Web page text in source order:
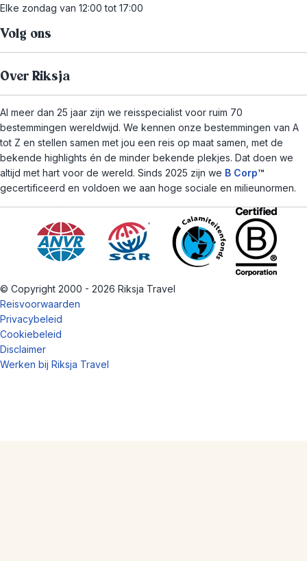
Elke zondag van 12:00 tot 17:00
Volg ons
Over Riksja
Al meer dan 25 jaar zijn we reisspecialist voor ruim 70
bestemmingen wereldwijd. We kennen onze bestemmingen van A
tot Z en stellen samen met jou een reis op maat samen, met de
bekende highlights én de minder bekende plekjes. Dat doen we
altijd met hart voor de wereld. Sinds 2025 zijn we B Corp™
gecertificeerd en voldoen we aan hoge sociale en milieunormen.
© Copyright 2000 - 2026 Riksja Travel
Reisvoorwaarden
Privacybeleid
Cookiebeleid
Disclaimer
Werken bij Riksja Travel